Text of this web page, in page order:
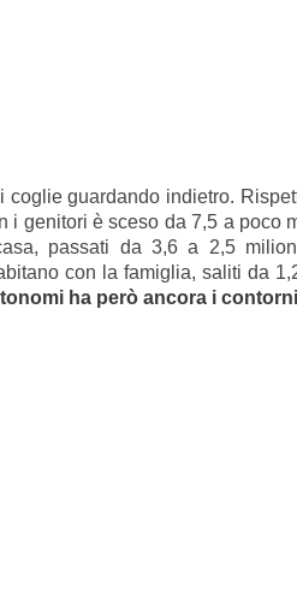
coglie guardando indietro.
i genitori è sceso da 7,5 a
passati da 3,6 a 2,5
con la famiglia, saliti da
ha però ancora i